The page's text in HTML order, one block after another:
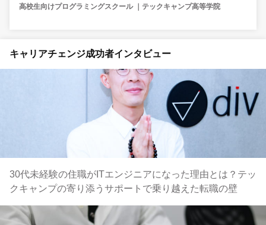
高校生向けプログラミングスクール ｜テックキャンプ高等学院
キャリアチェンジ成功者インタビュー
30代未経験の住職がITエンジニアになった理由とは？テッ
クキャンプの寄り添うサポートで乗り越えた転職の壁